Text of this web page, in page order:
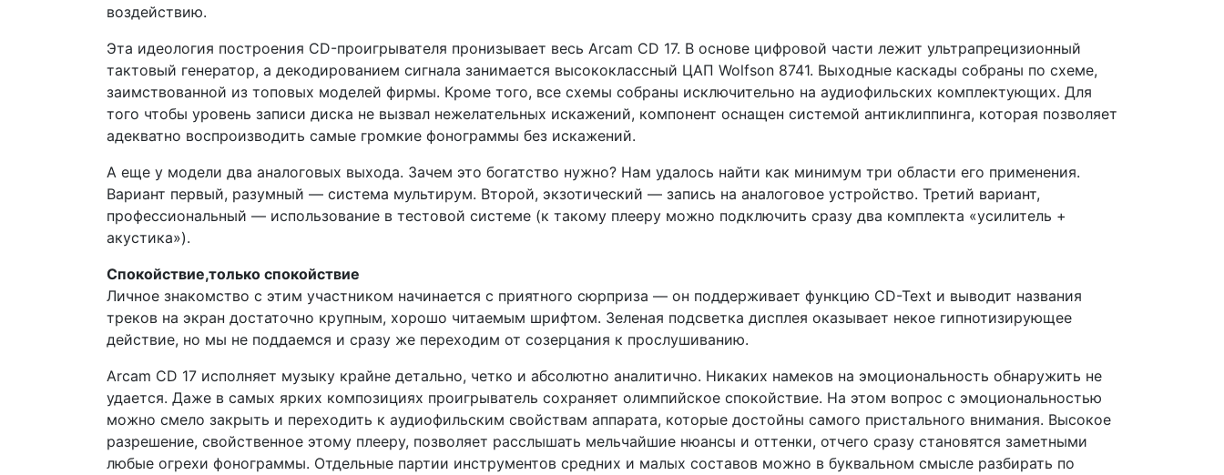
воздействию.
Эта идеология построения CD-проигрывателя пронизывает весь Arcam CD 17. В основе цифровой части лежит ультрапрецизионный
тактовый генератор, а декодированием сигнала занимается высококлассный ЦАП Wolfson 8741. Выходные каскады собраны по схеме,
заимствованной из топовых моделей фирмы. Кроме того, все схемы собраны исключительно на аудиофильских комплектующих. Для
того чтобы уровень записи диска не вызвал нежелательных искажений, компонент оснащен системой антиклиппинга, которая позволяет
адекватно воспроизводить самые громкие фонограммы без искажений.
А еще у модели два аналоговых выхода. Зачем это богатство нужно? Нам удалось найти как минимум три области его применения.
Вариант первый, разумный — система мультирум. Второй, экзотический — запись на аналоговое устройство. Третий вариант,
профессиональный — использование в тестовой системе (к такому плееру можно подключить сразу два комплекта «усилитель +
акустика»).
Спокойствие,только спокойствие
Личное знакомство с этим участником начинается с приятного сюрприза — он поддерживает функцию CD-Text и выводит названия
треков на экран достаточно крупным, хорошо читаемым шрифтом. Зеленая подсветка дисплея оказывает некое гипнотизирующее
действие, но мы не поддаемся и сразу же переходим от созерцания к прослушиванию.
Arcam CD 17 исполняет музыку крайне детально, четко и абсолютно аналитично. Никаких намеков на эмоциональность обнаружить не
удается. Даже в самых ярких композициях проигрыватель сохраняет олимпийское спокойствие. На этом вопрос с эмоциональностью
можно смело закрыть и переходить к аудиофильским свойствам аппарата, которые достойны самого пристального внимания. Высокое
разрешение, свойственное этому плееру, позволяет расслышать мельчайшие нюансы и оттенки, отчего сразу становятся заметными
любые огрехи фонограммы. Отдельные партии инструментов средних и малых составов можно в буквальном смысле разбирать по